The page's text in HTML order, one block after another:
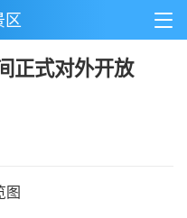
区
正式对外开放
图